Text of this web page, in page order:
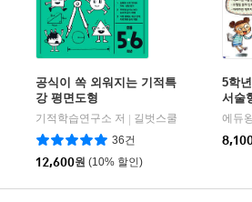
공식이 쏙 외워지는 기적특
강 평면도형
기적학습연구소 저
길벗스쿨
36건
12,600원 (10% 할인)
5학
서술
년)
에듀